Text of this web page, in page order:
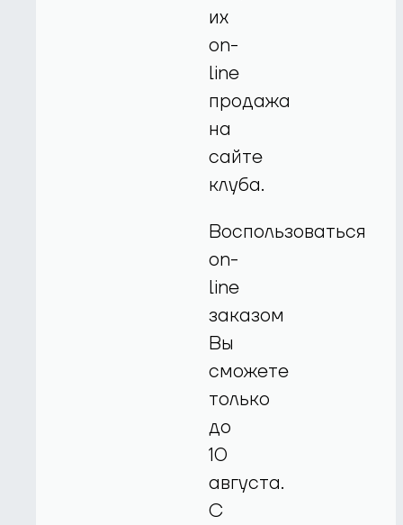
их
on-
line
продажа
на
сайте
клуба.
Воспользоваться
on-
line
заказом
Вы
сможете
только
до
10
августа.
С